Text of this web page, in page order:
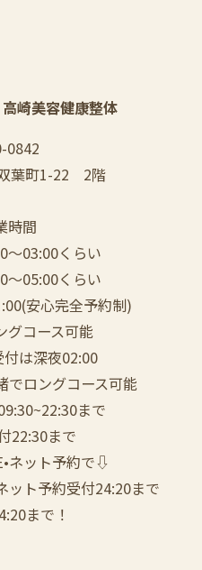
崎美容健康整体
0842
葉町1-22 2階
時間
03:00くらい
05:00くらい
安心完全予約制)
グコース可能
は深夜02:00
でロングコース可能
まで
22:30まで
ネット予約で⇩
ット予約受付24:20まで
まで！